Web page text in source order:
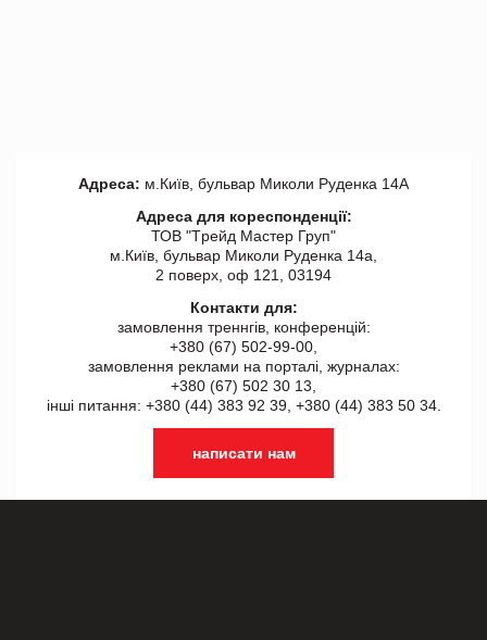
Адреса: м.Київ, бульвар Миколи Руденка 14А
Адреса для кореспонденції:
ТОВ "Tрейд Мастер Груп"
м.Київ, бульвар Миколи Руденка 14а,
2 поверх, оф 121, 03194
Контакти для:
замовлення треннгів, конференцій:
+380 (67) 502-99-00,
замовлення реклами на порталі, журналах:
+380 (67) 502 30 13,
інші питання: +380 (44) 383 92 39, +380 (44) 383 50 34.
написати нам